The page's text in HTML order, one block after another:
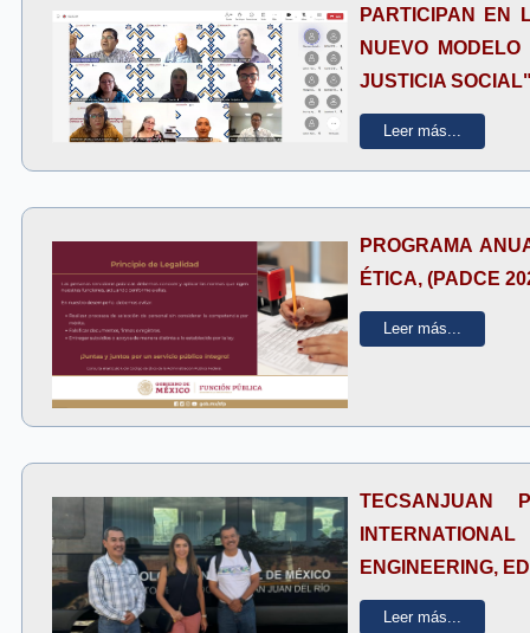
PARTICIPAN EN
NUEVO
JUSTICIA
Leer más...
PROGRAMA
ÉTICA, (PADCE
Leer más...
TECSANJUAN
ENGINEERING,
Leer más...